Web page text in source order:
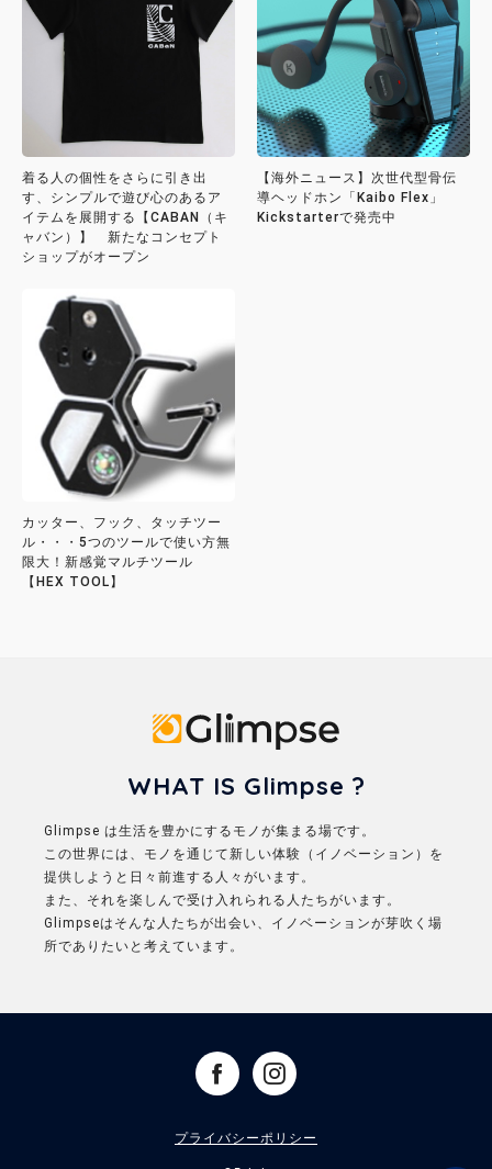
着る人の個性をさらに引き出
す、シンプルで遊び心のあるア
イテムを展開する【CABAN（キ
ャバン）】 新たなコンセプト
ショップがオープン
【海外ニュース】次世代型骨伝
導ヘッドホン「Kaibo Flex」
Kickstarterで発売中
カッター、フック、タッチツー
ル・・・5つのツールで使い方無
限大！新感覚マルチツール
【HEX TOOL】
WHAT IS Glimpse ?
Glimpse は生活を豊かにするモノが集まる場です。
この世界には、モノを通じて新しい体験（イノベーション）を
提供しようと日々前進する人々がいます。
また、それを楽しんで受け入れられる人たちがいます。
Glimpseはそんな人たちが出会い、イノベーションが芽吹く場
所でありたいと考えています。
プライバシーポリシー